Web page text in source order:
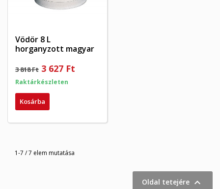
Vödör 8 L
horganyzott magyar
3 818 Ft 3 627 Ft
Raktárkészleten
Kosárba
1-7 / 7 elem mutatása
Oldal tetejére 